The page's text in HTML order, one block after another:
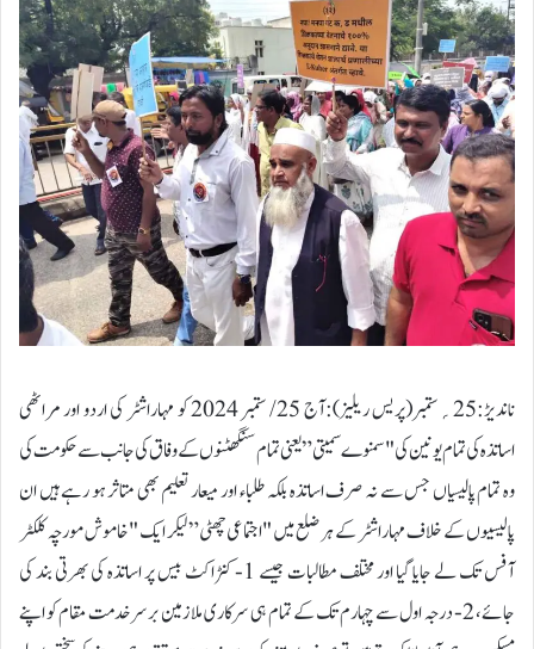
ناندیڑ:25؍ستمبر(پریس ریلیز):آج 25/ ستمبر 2024 کو مہاراشٹر کی اردو اور مراٹھی
اساتذہ کی تمام یونین کی "سمنوے سمیتی” یعنی تمام سنگھٹنوں کے وفاق کی جانب سے حکومت کی
وہ تمام پالیسیاں جس سے نہ صرف اساتذہ بلکہ طلباء اور میعار تعلیم بھی متاثر ہو رہے ہیں ان
پالیسیوں کے خلاف مہاراشٹر کے ہر ضلع میں "اجتماعی چھٹی” لیکر ایک "خاموش مورچہ کلکٹر
آفس تک لے جایا گیا اور مختلف مطالبات جیسے 1- کنٹراکٹ بیس پر اساتذہ کی بھرتی بند کی
جائے، 2- درجہ اول سے چہارم تک کے تمام ہی سرکاری ملازمین برسر خدمت مقام کو اپنے